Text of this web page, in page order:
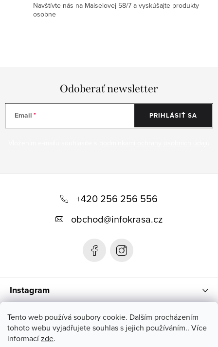
Tento web používá soubory cookie. Dalším procházením
tohoto webu vyjadřujete souhlas s jejich používáním.. Více
informacízde.
Navštívte nás na Maiselovej 58/7 a vyskúšajte produkty
osobne
Odoberať newsletter
Email PRIHLÁSIŤ SA
Instagram
+420 256 256 556
obchod@infokrasa.cz
Informácie pre vás